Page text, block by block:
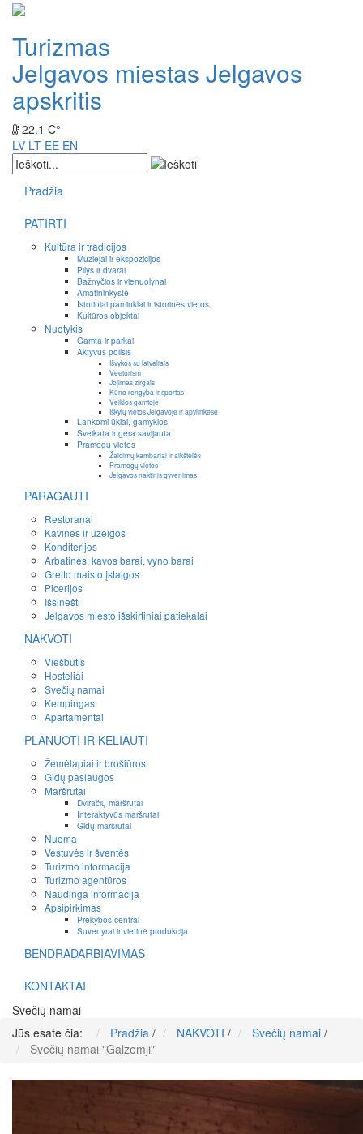
Turizmas
Jelgavos miestas Jelgavos
apskritis
22.1 C°
LV LT EE EN
Pradžia
PATIRTI
Kultūra ir tradicijos
Muziejai ir ekspozicijos
Pilys ir dvarai
Bažnyčios ir vienuolynai
Amatininkystė
Istoriniai paminklai ir istorinės vietos
Kultūros objektai
Nuotykis
Gamta ir parkai
Aktyvus poilsis
Išvykos su laiveliais
Veeturism
Jojimas žirgais
Kūno rengyba ir sportas
Veiklos gamtoje
Iškylų vietos Jelgavoje ir apylinkėse
Lankomi ūkiai, gamyklos
Sveikata ir gera savijauta
Pramogų vietos
Žaidimų kambariai ir aikštelės
Pramogų vietos
Jelgavos naktinis gyvenimas
PARAGAUTI
Restoranai
Kavinės ir užeigos
Konditerijos
Arbatinės, kavos barai, vyno barai
Greito maisto įstaigos
Picerijos
Išsinešti
Jelgavos miesto išskirtiniai patiekalai
NAKVOTI
Viešbutis
Hosteliai
Svečių namai
Kempingas
Apartamentai
PLANUOTI IR KELIAUTI
Žemėlapiai ir brošiūros
Gidų paslaugos
Maršrutai
Dviračių maršrutai
Interaktyvūs maršrutai
Gidų maršrutai
Nuoma
Vestuvės ir šventės
Turizmo informacija
Turizmo agentūros
Naudinga informacija
Apsipirkimas
Prekybos centrai
Suvenyrai ir vietinė produkcija
BENDRADARBIAVIMAS
KONTAKTAI
Svečių namai
Jūs esate čia:
Pradžia / NAKVOTI / Svečių namai /
Svečių namai "Galzemji"